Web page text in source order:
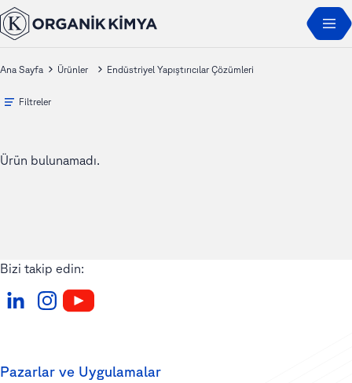
Ana Sayfa Ürünler Endüstriyel Yapıştırıcılar Çözümleri
Filtreler
Ürün bulunamadı.
Bizi takip edin:
Pazarlar ve Uygulamalar